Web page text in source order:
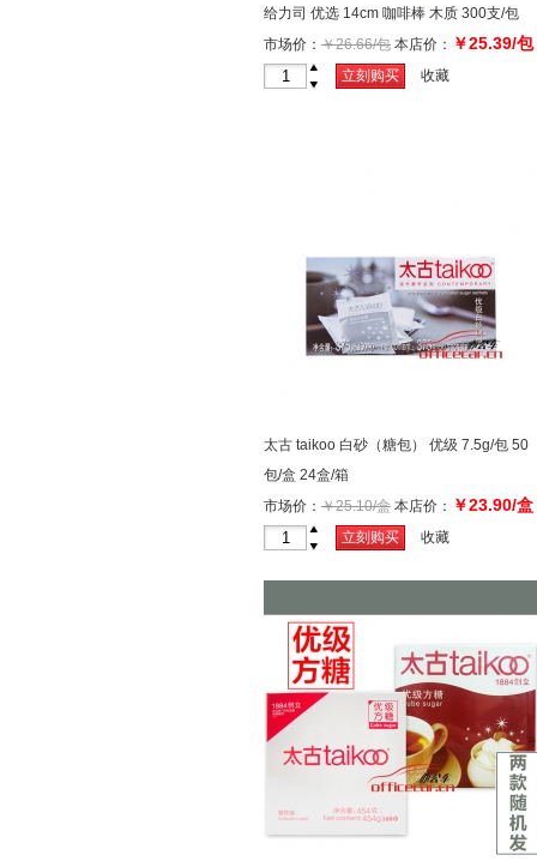
给力司 优选 14cm 咖啡棒 木质 300支/包
市场价： ￥26.66/包 本店价： ￥25.39/包
-
立刻购买 收藏
太古 taikoo 白砂（糖包） 优级 7.5g/包 50
包/盒 24盒/箱
市场价： ￥25.10/盒 本店价： ￥23.90/盒
-
立刻购买 收藏